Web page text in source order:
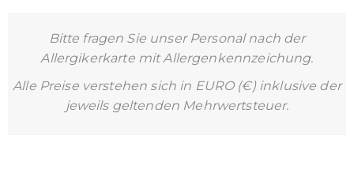
Bitte fragen Sie unser Personal nach der
Allergikerkarte mit Allergenkennzeichung.
Alle Preise verstehen sich in EURO (€) inklusive der
jeweils geltenden Mehrwertsteuer.